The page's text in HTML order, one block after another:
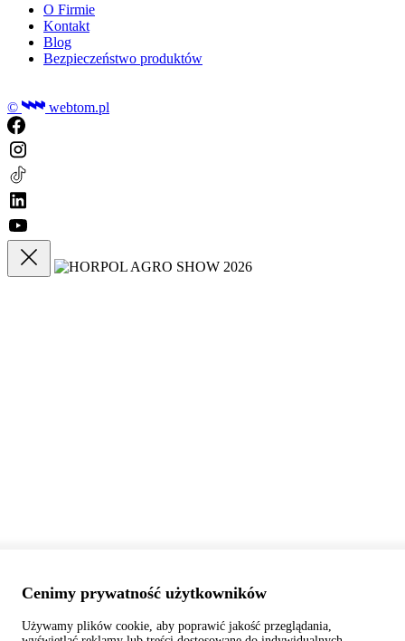
O Firmie
Kontakt
Blog
Bezpieczeństwo produktów
© webtom.pl
Cenimy prywatność użytkowników
Używamy plików cookie, aby poprawić jakość przeglądania,